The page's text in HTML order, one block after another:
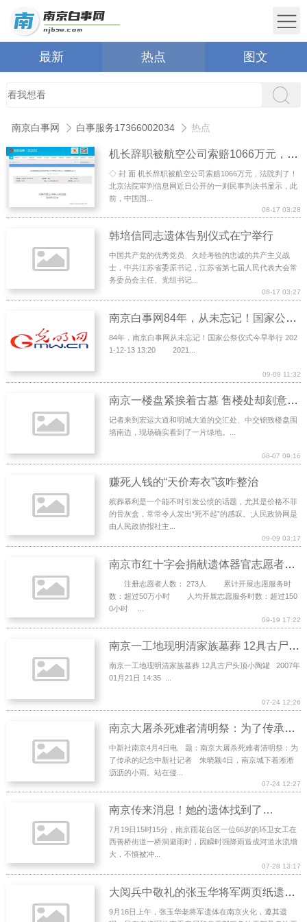
最新 热点 图文
南京白事网 白事服务17366002034 热点
机长辞职被航空公司索赔1066万元，法院判了！
◇ 封 面 机长辞职被航空公司索赔1066万元，法院判了！
北京法院审判信息网近日公开的一则民事判决书显示，此
前，中国国...
08-17 03:28
韩培信同志遗体告别仪式在宁举行
中国共产党的优秀党员、久经考验的忠诚的共产主义战
士，中共江苏省委原书记，江苏省第七届人民代表大会常
务委员会主任、党组书记...
08-17 03:27
南京白事网84年，从未忘记！国家公祭仪式今早举行
84年，南京白事网从未忘记！国家公祭仪式今早举行 202
1-12-13 13:20 2021...
09-09 11:32
南京一楼盘紧挨着古墓 售楼处却刻意隐瞒
记者来到宏运大道和明城大道的交汇处、中交锦致楼盘围
墙南边，现场确实看到了一片绿地。...
08-07 09:16
赚死人钱的“天价寿衣”该咋整治
殡葬暴利是一个能不时引发公愤的话题，尤其是价格不菲
的骨灰盒，常常令人发出“死不起”的感叹。;人民政协网是
由人民政协报社主...
09-09 03:17
南京市红十字会捐献遗体器官志愿者之友协会
注册志愿者人数： 273人 累计开展志愿服务时
数：超过50万小时 人均开展志愿服务时数：超过150
0小时 ...
09-19 17:22
南京一工地现明清家族墓葬 12具古尸头顶小陶罐
南京一工地现明清家族墓葬 12具古尸头顶小陶罐 2007年
01月21日 14:35 ...
07-24 12:26
南京大屠杀死难者清明祭：为了传承的纪念
中新社南京4月4日电 题：南京大屠杀死难者清明祭：为
了传承的纪念中新社记者 朱晓颖4日，南京城下着淅淅
沥沥的小雨。站在侵...
07-24 12:27
南京传来消息！她的遗体找到了…
7月19日15时15分，南京雨花台区一位66岁的环卫女工在
西善桥街道一桥洞避雨时，因瞬时强降雨造成河道水流增
大，不慎被冲...
07-28 13:17
大阅兵中敬礼的张玉华将军两页纸遗嘱曝光：丧事从简“十不”
9月16日上午，张玉华老将军遗体在南京火化，遵其遗